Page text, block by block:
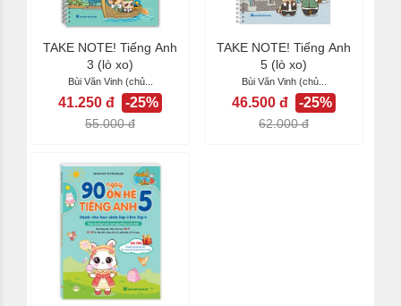
TAKE NOTE! Tiếng Anh
3 (lò xo)
Bùi Văn Vinh (chủ...
41.250 đ -25%
55.000 đ
TAKE NOTE! Tiếng Anh
5 (lò xo)
Bùi Văn Vinh (chủ...
46.500 đ -25%
62.000 đ